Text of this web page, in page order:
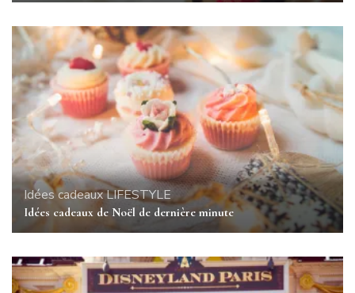
Idées cadeauxLIFESTYLE
Idées cadeaux de Noël de dernière minute